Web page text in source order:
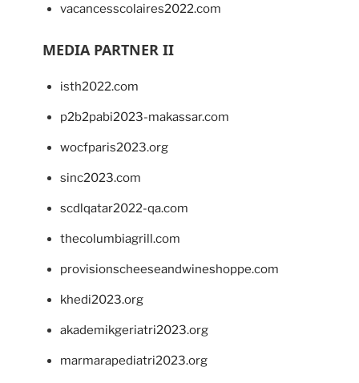
vacancesscolaires2022.com
MEDIA PARTNER II
isth2022.com
p2b2pabi2023-makassar.com
wocfparis2023.org
sinc2023.com
scdlqatar2022-qa.com
thecolumbiagrill.com
provisionscheeseandwineshoppe.com
khedi2023.org
akademikgeriatri2023.org
marmarapediatri2023.org